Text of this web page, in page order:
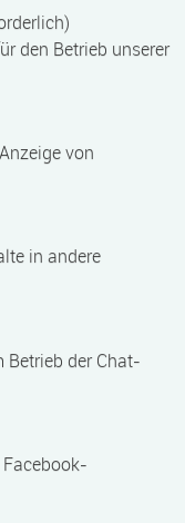
Sie beim
den Betrieb unserer
von
in andere
Betrieb der Chat-